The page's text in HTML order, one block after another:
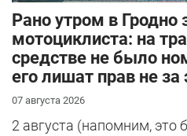
Рано утром в
мотоциклиста: на
средстве не было
его лишат прав не за
07 августа 2026
2 августа (напомним, это